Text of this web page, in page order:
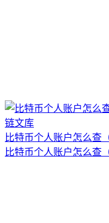
比特币个人账户怎么查
比特币个人账户怎么查